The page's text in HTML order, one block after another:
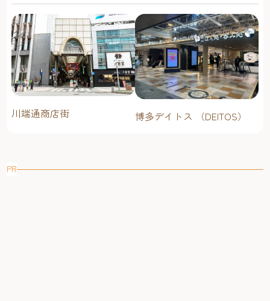
川端通商店街 博多デイトス （DEITOS）
PR